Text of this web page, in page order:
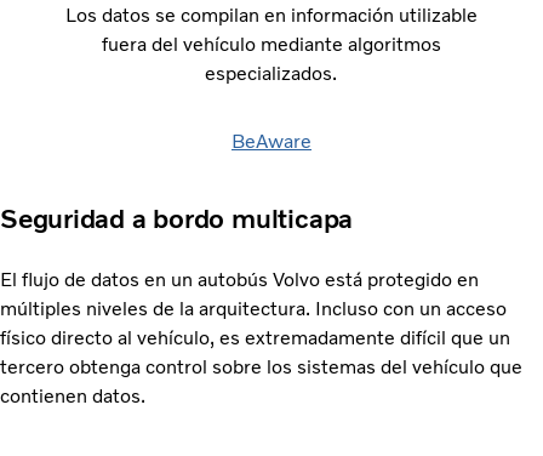
Los datos se compilan en información utilizable
fuera del vehículo mediante algoritmos
especializados.
BeAware
Seguridad a bordo multicapa
El flujo de datos en un autobús Volvo está protegido en
múltiples niveles de la arquitectura. Incluso con un acceso
físico directo al vehículo, es extremadamente difícil que un
tercero obtenga control sobre los sistemas del vehículo que
contienen datos.